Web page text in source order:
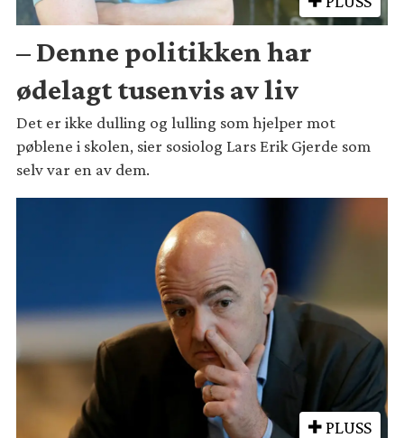
– Denne politikken har
ødelagt tusenvis av liv
Det er ikke dulling og lulling som hjelper mot
pøblene i skolen, sier sosiolog Lars Erik Gjerde som
selv var en av dem.
PLUSS